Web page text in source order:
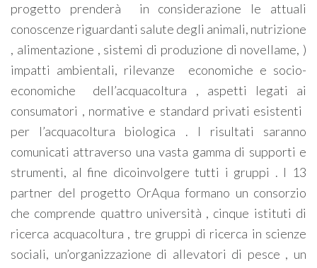
progetto prenderà
in considerazione le attuali
conoscenze riguardanti salute degli animali, nutrizione
, alimentazione , sistemi di produzione di novellame, )
impatti ambientali, rilevanze
economiche e socio-
economiche
dell’acquacoltura , aspetti legati ai
consumatori , normative e standard privati esistenti
per l’acquacoltura biologica . I risultati saranno
comunicati attraverso una vasta gamma di supporti e
strumenti, al fine dicoinvolgere tutti i gruppi . I 13
partner del progetto OrAqua formano un consorzio
che comprende quattro università , cinque istituti di
ricerca acquacoltura , tre gruppi di ricerca in scienze
sociali, un’organizzazione di allevatori di pesce , un